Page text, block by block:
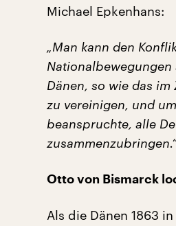
Michael Epkenhans:
„Man kann den
Dänen, so wie das
zu vereinigen, und
beanspruchte, alle
Otto von Bismarck
Als die Dänen 1863